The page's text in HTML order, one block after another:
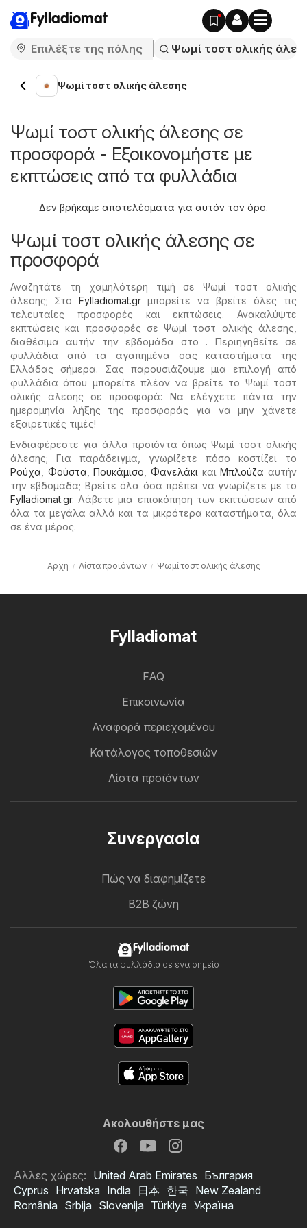
Fylladiomat
Ψωμί τοστ ολικής άλεσης
Ψωμί τοστ ολικής άλεσης σε
προσφορά - Εξοικονομήστε με
εκπτώσεις από τα φυλλάδια
Δεν βρήκαμε αποτελέσματα για αυτόν τον όρο.
Ψωμί τοστ ολικής άλεσης σε
προσφορά
Αναζητάτε τη χαμηλότερη τιμή σε Ψωμί τοστ ολικής
άλεσης; Στο Fylladiomat.grμπορείτε να βρείτε όλες τις
τελευταίες προσφορές και εκπτώσεις. Ανακαλύψτε
εκπτώσεις και προσφορές σε Ψωμί τοστ ολικής άλεσης,
διαθέσιμα αυτήν την εβδομάδα στο . Περιηγηθείτε σε
φυλλάδια από τα αγαπημένα σας καταστήματα της
Ελλάδας σήμερα. Σας παρουσιάζουμε μια επιλογή από
φυλλάδια όπου μπορείτε πλέον να βρείτε το Ψωμί τοστ
ολικής άλεσης σε προσφορά: Να ελέγχετε πάντα την
ημερομηνία λήξης της προσφοράς για να μην χάνετε
εξαιρετικές τιμές!
Ενδιαφέρεστε για άλλα προϊόντα όπως Ψωμί τοστ ολικής
άλεσης; Για παράδειγμα, γνωρίζετε πόσο κοστίζει το
Ρούχα
Φούστα ,Πουκάμισο ,Φανελάκι καιΜπλούζα αυτήν
την εβδομάδα; Βρείτε όλα όσα πρέπει να γνωρίζετε με το
Fylladiomat.gr. Λάβετε μια επισκόπηση των εκπτώσεων από
όλα τα μεγάλα αλλά και τα μικρότερα καταστήματα, όλα
σε ένα μέρος.
Αρχή Λίστα προϊόντων Ψωμί τοστ ολικής άλεσης
Fylladiomat
FAQ
Επικοινωνία
Αναφορά περιεχομένου
Κατάλογος τοποθεσιών
Λίστα προϊόντων
Συνεργασία
Πώς να διαφημίζετε
B2B ζώνη
Fylladiomat
Όλα τα φυλλάδια σε ένα σημείο
Ακολουθήστε μας
Αλλες χώρες: United Arab Emirates България
Cyprus Hrvatska India 日本 한국 New Zealand
România Srbija Slovenija Türkiye Україна